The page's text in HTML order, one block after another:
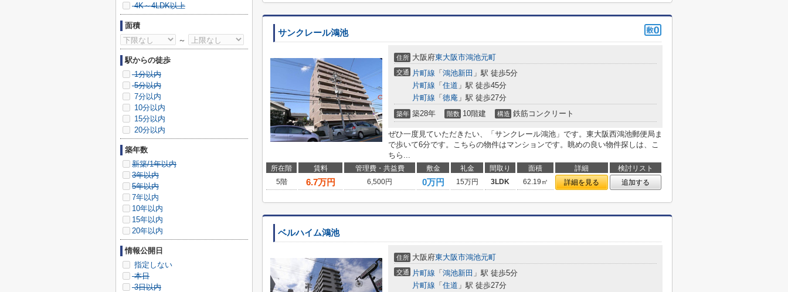
サンクレール鴻池
住所 大阪府東大阪市鴻池元町
交通 片町線 「 鴻池新田 」駅 徒歩5分
片町線 「 住道 」駅 徒歩45分
片町線 「 徳庵 」駅 徒歩27分
築年 築28年 階数 10階建 構造 鉄筋コンクリート
ぜひ一度見ていただきたい、「サンクレール鴻池」です。東大阪西鴻池郵便局ま
で歩いて6分です。こちらの物件はマンションです。眺めの良い物件探しは、こ
ちら...
所在階 賃料 管理費・共益費 敷金 礼金 間取り 面積 詳細
検討リスト
5階
6.7万円 6,500円 0万円 15万円 3LDK 62.19㎡ 詳細を見る 追加する
ベルハイム鴻池
住所 大阪府東大阪市鴻池元町
交通 片町線 「 鴻池新田 」駅 徒歩5分
片町線 「 住道 」駅 徒歩27分
4K～4LDK以上
面積
～
駅からの徒歩
1分以内
5分以内
7分以内
10分以内
15分以内
20分以内
築年数
新築/1年以内
3年以内
5年以内
7年以内
10年以内
15年以内
20年以内
情報公開日
指定しない
本日
3日以内